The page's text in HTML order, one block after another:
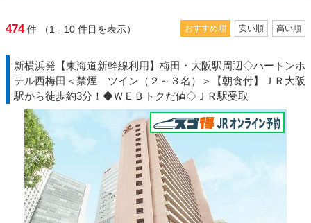
474 件 （1 - 10 件目を表示） おすすめ順 安い順 高い順
新横浜発【東海道新幹線利用】梅田・大阪駅周辺◇ハートンホ
テル西梅田＜禁煙 ツイン（２～３名）＞【朝食付】ＪＲ大阪
駅から徒歩約3分！◆ＷＥＢトクだ値◇ＪＲ駅受取